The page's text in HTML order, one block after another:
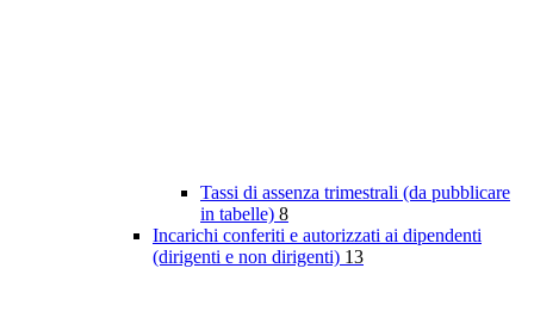
Tassi di assenza trimestrali (da pubblicare
in tabelle) 8
Incarichi conferiti e autorizzati ai dipendenti
(dirigenti e non dirigenti) 13